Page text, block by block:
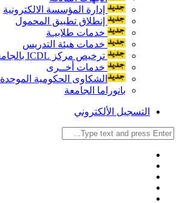
إدارة المؤسسة الالكترونية
إنطلاق تطبيق المحمول
خدمات طلابيـة
خدمات هيئة التدريس
ترخيص مركز ICDL بالجامعة
خدمات أخــرى
الشكاوى الحكومية الموحدة
بانوراما الجامعة
التسجيل الألكتروني